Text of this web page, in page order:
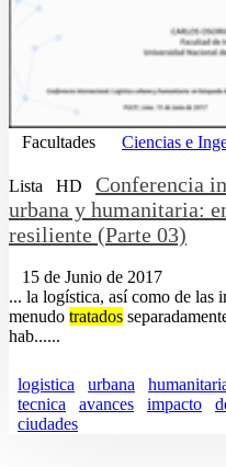
Facultades Ciencias e
Lista HD
Conferencia
urbana y humanitaria:
resiliente (Parte 03)
15 de Junio de 2017
... la logística, así como de las
menudo tratados
hab......
logistica urbana
tecnica
avances impacto
ciudades